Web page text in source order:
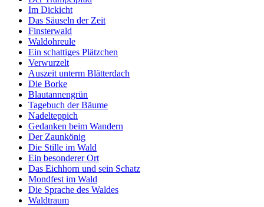
Im Dickicht
Das Säuseln der Zeit
Finsterwald
Waldohreule
Ein schattiges Plätzchen
Verwurzelt
Auszeit unterm Blätterdach
Die Borke
Blautannengrün
Tagebuch der Bäume
Nadelteppich
Gedanken beim Wandern
Der Zaunkönig
Die Stille im Wald
Ein besonderer Ort
Das Eichhorn und sein Schatz
Mondfest im Wald
Die Sprache des Waldes
Waldtraum